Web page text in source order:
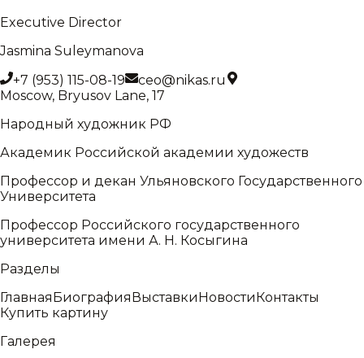
Executive Director
Jasmina Suleymanova
+7 (953) 115-08-19
ceo@nikas.ru
Moscow, Bryusov Lane, 17
Народный художник РФ
Академик Российской академии художеств
Профессор и декан Ульяновского Государственного
Университета
Профессор Российского государственного
университета имени А. Н. Косыгина
Разделы
ГлавнаяБиографияВыставкиНовостиКонтакты
Купить картину
Галерея